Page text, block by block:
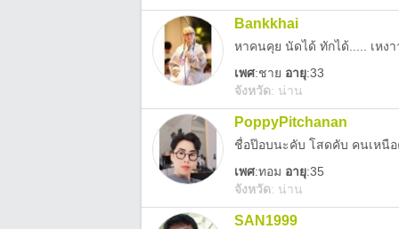
Bankkhai
หาคนคุย นัดได้ ทักได้..... เหงา
เพศ:ชาย อายุ:33
จังหวัด: น่าน
PoppyPitchanan
ชื่อป๊อบนะคับ โสดคับ คนเหนื
เพศ:ทอม อายุ:35
จังหวัด: น่าน
SAN1999